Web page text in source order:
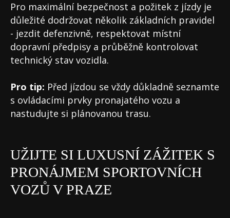
Pro maximální bezpečnost a požitek z jízdy je
důležité dodržovat několik základních pravidel
- jezdit defenzivně, respektovat místní
dopravní předpisy a průběžně kontrolovat
technický stav vozidla.
Pro tip: Před jízdou se vždy důkladně seznamte
s ovládacími prvky pronajatého vozu a
nastudujte si plánovanou trasu.
UŽIJTE SI LUXUSNÍ ZÁŽITEK S
PRONÁJMEM SPORTOVNÍCH
VOZŮ V PRAZE